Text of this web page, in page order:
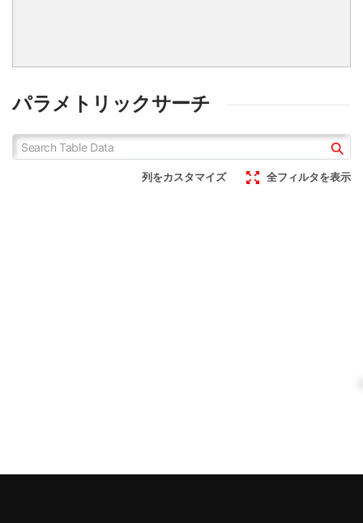
パラメトリックサーチ
列をカスタマイズ 全フィルタを表示